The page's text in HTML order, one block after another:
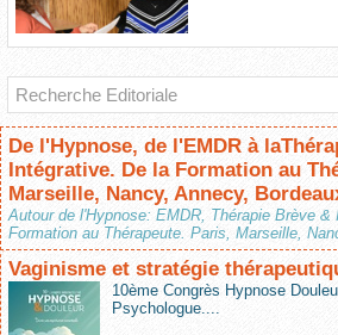
De l'Hypnose, de l'EMDR à
Intégrative. De la Formation au
Marseille, Nancy, Annecy,
Autour de l'Hypnose: EMDR, Thérapie Brève &
Formation au Thérapeute. Paris, Marseille,
Vaginisme et stratégie
10ème Congrès Hypnose
Psychologue....